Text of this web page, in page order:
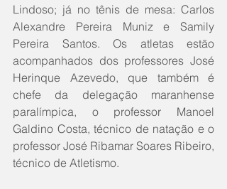
Lindoso; já no tênis de mesa: Carlos
Alexandre Pereira Muniz e Samily
Pereira Santos. Os atletas estão
acompanhados dos professores José
Herinque Azevedo, que também é
chefe da delegação maranhense
paralímpica, o professor Manoel
Galdino Costa, técnico de natação e o
professor José Ribamar Soares Ribeiro,
técnico de Atletismo.